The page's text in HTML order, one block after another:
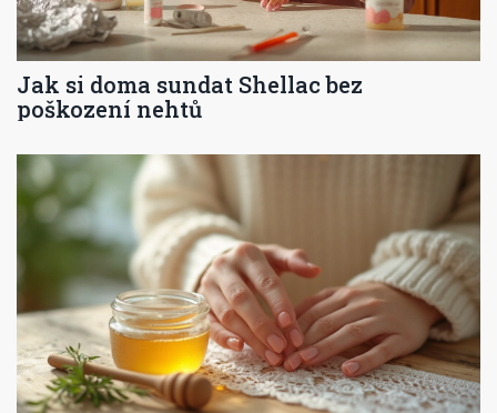
Jak si doma sundat Shellac bez
poškození nehtů